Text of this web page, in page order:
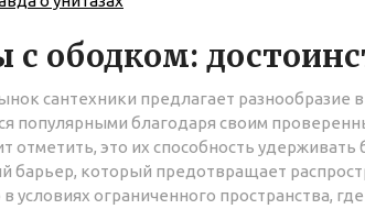
с ободком:
сантехники предлагает разнообразие
популярными благодаря своим
отметить, это их способность
барьер, который предотвращает
условиях ограниченного пространства,